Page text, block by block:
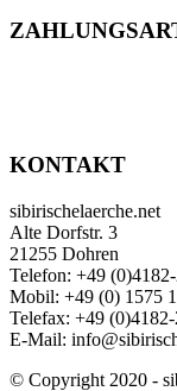
KONTAKT
sibirischelaerche.net
Alte Dorfstr. 3
21255 Dohren
Telefon: +49
Mobil: +49 (0) 1575
Telefax: +49
E-Mail:
© Copyright 2020 -